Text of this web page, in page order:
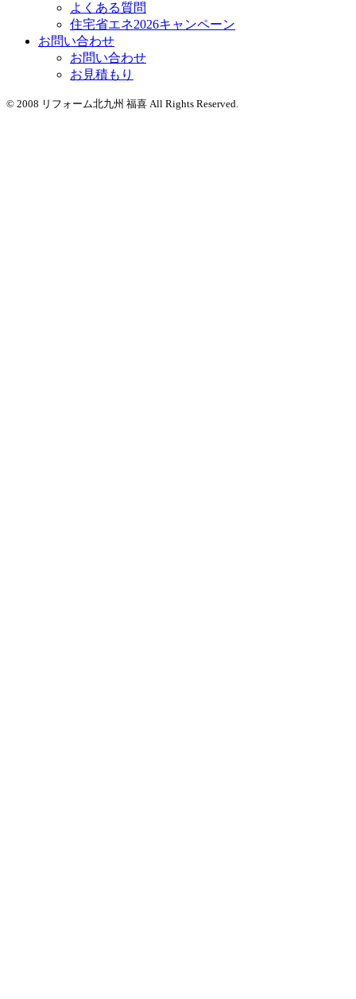
よくある質問
住宅省エネ2026キャンペーン
お問い合わせ
お問い合わせ
お見積もり
© 2008 リフォーム北九州 福喜 All Rights Reserved.